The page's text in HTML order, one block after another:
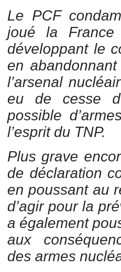
Le PCF
joué la
développant le
en
l’arsenal
eu de cesse
possible
l’esprit du TNP.
Plus grave
de déclaration
en poussant au
d’agir pour la
a également
aux
des armes